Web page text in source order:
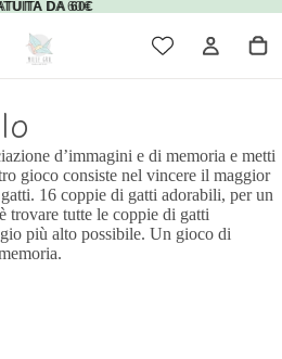
DA 60€
DA 60€
d’immagini e di memoria e metti
gioco consiste nel vincere il maggior
16 coppie di gatti adorabili, per un
trovare tutte le coppie di gatti
più alto possibile. Un gioco di